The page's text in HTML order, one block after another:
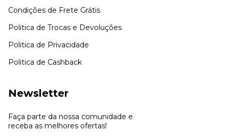
Condições de Frete Grátis
Politica de Trocas e Devoluções
Politica de Privacidade
Politica de Cashback
Newsletter
Faça parte da nossa comunidade e
receba as melhores ofertas!